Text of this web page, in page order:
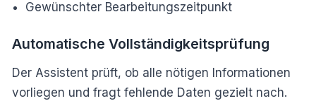
Gewünschter Bearbeitungszeitpunkt
Automatische Vollständigkeitsprüfung
Der Assistent prüft, ob alle nötigen Informationen
vorliegen und fragt fehlende Daten gezielt nach.